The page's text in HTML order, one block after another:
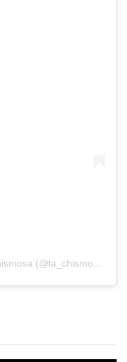
Una publicación compartida de La chismosa (@la_chismosa_news)